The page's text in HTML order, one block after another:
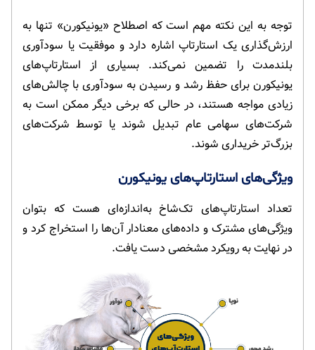
توجه به این نکته مهم است که اصطلاح «یونیکورن» تنها به
ارزش‌گذاری یک استارتاپ اشاره دارد و موفقیت یا سودآوری
بلندمدت را تضمین نمی‌کند. بسیاری از استارتاپ‌های
یونیکورن برای حفظ رشد و رسیدن به سودآوری با چالش‌های
زیادی مواجه هستند، در حالی که برخی دیگر ممکن است به
شرکت‌های سهامی عام تبدیل شوند یا توسط شرکت‌های
بزرگ‌تر خریداری شوند.
ویژگی‌های استارتاپ‌های یونیکورن
تعداد استارتاپ‌های تک‌شاخ به‌اندازه‌ای هست که بتوان
ویژگی‌های مشترک و داده‌های معنادار آن‌ها را استخراج کرد و
در نهایت به رویکرد مشخصی دست یافت.